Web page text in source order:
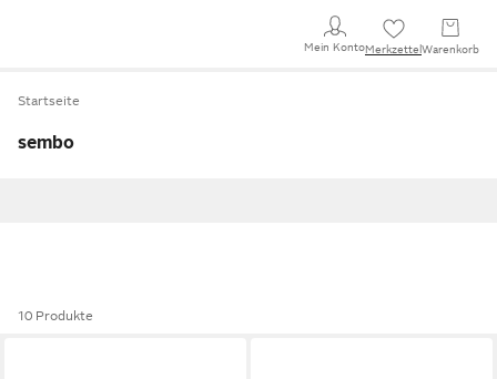
Mein KontoMerkzettel Warenkorb
Startseite
sembo
10 Produkte